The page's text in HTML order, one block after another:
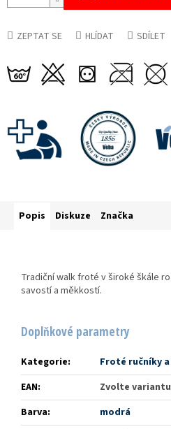
ZEPTAT SE HLÍDAT SDÍLET
Popis Diskuze Značka
Tradiční walk froté v široké škále
savostí a měkkostí.
Doplňkové parametry
Kategorie:
Froté ručníky
EAN:
Zvolte variantu
Barva:
modrá